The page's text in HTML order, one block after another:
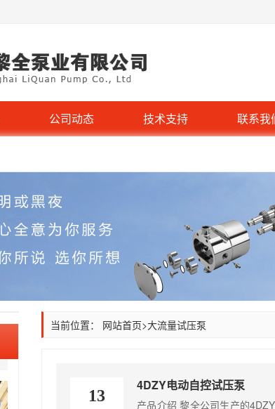
公司动态 技术支持 联系我
当前位置： 网站首页>大流量试压泵
13
4DZY电动自控试压泵
产品介绍 黎全公司生产的